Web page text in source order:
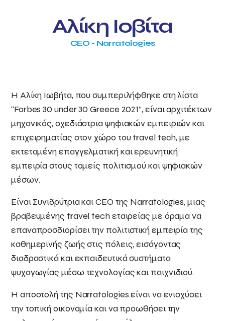
Αλίκη Ιoβίτα
CEO - Narratologies
Η Αλίκη Ιωβήτα, που συμπεριλήφθηκε στη λίστα
“Forbes 30 under 30 Greece 2021”, είναι αρχιτέκτων
μηχανικός, σχεδιάστρια ψηφιακών εμπειριών και
επιχειρηματίας στον χώρο του travel tech, με
εκτεταμένη επαγγελματική και ερευνητική
εμπειρία στους τομείς πολιτισμού και ψηφιακών
μέσων.
Είναι Συνιδρύτρια και CEO της Narratologies, μιας
βραβευμένης travel tech εταιρείας με όραμα να
επαναπροσδιορίσει την πολιτιστική εμπειρία της
καθημερινής ζωής στις πόλεις, εισάγοντας
διαδραστικά και εκπαιδευτικά συστήματα
ψυχαγωγίας μέσω τεχνολογίας και παιχνιδιού.
Η αποστολή της Narratologies είναι να ενισχύσει
την τοπική οικονομία και να προωθήσει την